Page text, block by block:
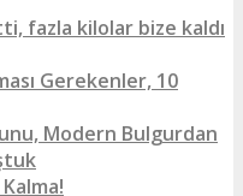
fazla kilolar bize kaldı
Gerekenler, 10
Modern Bulgurdan